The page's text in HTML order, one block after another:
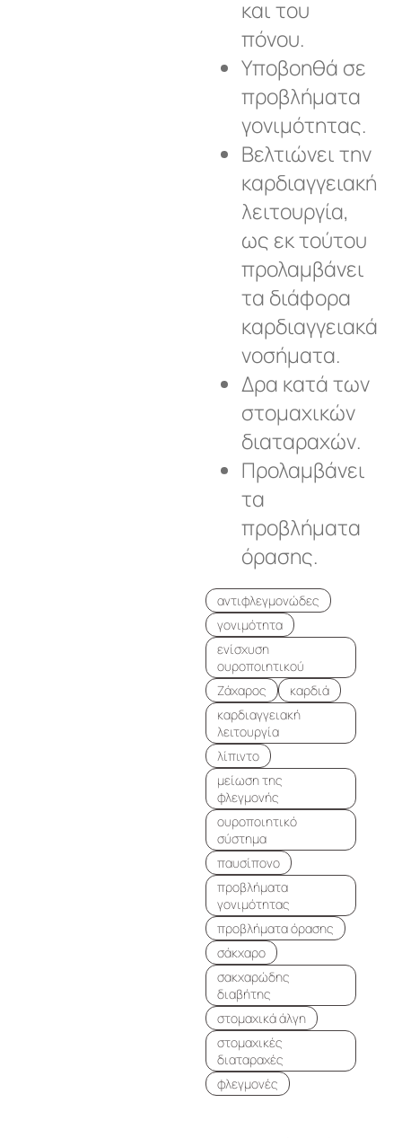
και του
πόνου.
Υποβοηθά σε
προβλήματα
γονιμότητας.
Βελτιώνει την
καρδιαγγειακή
λειτουργία,
ως εκ τούτου
προλαμβάνει
τα διάφορα
καρδιαγγειακά
νοσήματα.
Δρα κατά των
στομαχικών
διαταραχών.
Προλαμβάνει
τα
προβλήματα
όρασης.
αντιφλεγμονώδες
γονιμότητα
ενίσχυση
ουροποιητικού
Ζάχαρος
καρδιά
καρδιαγγειακή
λειτουργία
λίπιντο
μείωση της
φλεγμονής
ουροποιητικό
σύστημα
παυσίπονο
προβλήματα
γονιμότητας
προβλήματα όρασης
σάκχαρο
σακχαρώδης
διαβήτης
στομαχικά άλγη
στομαχικές
διαταραχές
φλεγμονές